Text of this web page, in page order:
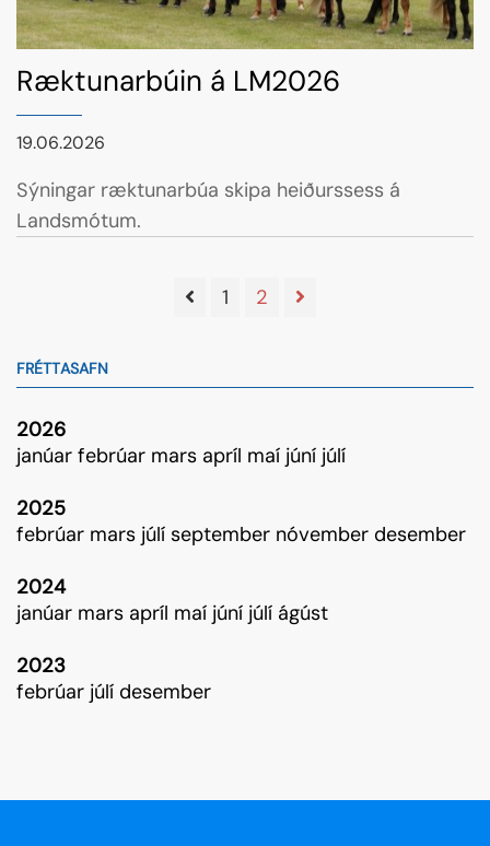
Ræktunarbúin á LM2026
19.06.2026
Sýningar ræktunarbúa skipa heiðurssess á
Landsmótum.
1 2
FRÉTTASAFN
2026
janúar febrúar mars apríl maí júní júlí
2025
febrúar mars júlí september nóvember desember
2024
janúar mars apríl maí júní júlí ágúst
2023
febrúar júlí desember